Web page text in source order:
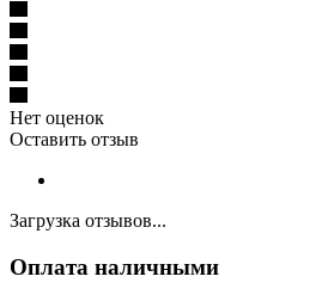
Нет оценок
Оставить отзыв
Загрузка отзывов...
Оплата наличными